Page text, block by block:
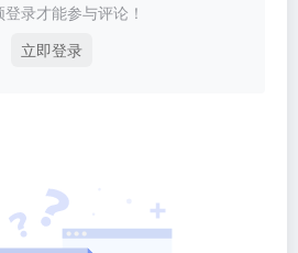
录才能参与评论！
立即登录